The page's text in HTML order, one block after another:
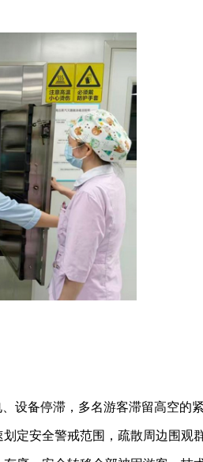
设备停滞，多名游客滞留高空的
定安全警戒范围，疏散周边围观